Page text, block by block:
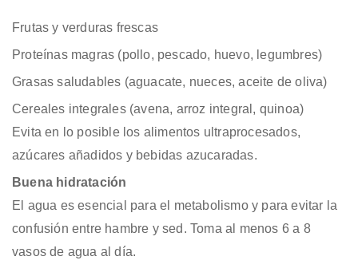
Frutas y verduras frescas
Proteínas magras (pollo, pescado, huevo, legumbres)
Grasas saludables (aguacate, nueces, aceite de oliva)
Cereales integrales (avena, arroz integral, quinoa)
Evita en lo posible los alimentos ultraprocesados,
azúcares añadidos y bebidas azucaradas.
Buena hidratación
El agua es esencial para el metabolismo y para evitar la
confusión entre hambre y sed. Toma al menos 6 a 8
vasos de agua al día.